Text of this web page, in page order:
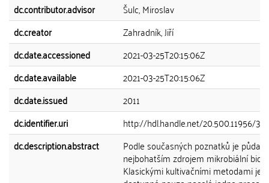
dc.contributor.advisor
Šulc, Miroslav
dc.creator
Zahradník, Jiří
dc.date.accessioned
2021-03-25T20:15:06Z
dc.date.available
2021-03-25T20:15:06Z
dc.date.issued
2011
dc.identifier.uri
http://hdl.handle.net/20.500.11956/
dc.description.abstract
Podle současných poznatků je půda
nejbohatším zdrojem mikrobiální
Klasickými kultivačními metodami je